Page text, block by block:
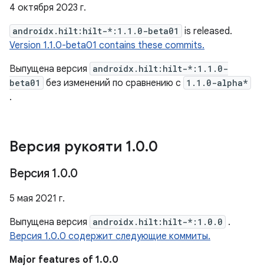
4 октября 2023 г.
androidx.hilt:hilt-*:1.1.0-beta01
is released.
Version 1.1.0-beta01 contains these commits.
Выпущена версия androidx.hilt:hilt-*:1.1.0-
beta01
без изменений по сравнению с 1.1.0-alpha*
.
Версия рукояти 1.0.0
Версия 1.0.0
5 мая 2021 г.
Выпущена версия androidx.hilt:hilt-*:1.0.0 .
Версия 1.0.0 содержит следующие коммиты.
Major features of 1.0.0